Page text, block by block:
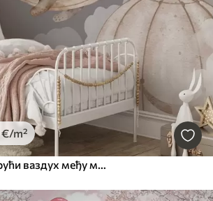
€/m²
Кит и балони на врући ваздух међу меким облацима